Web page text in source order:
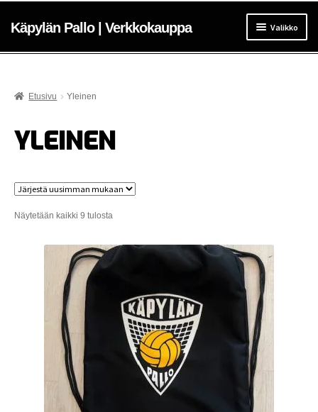
navigointiin
sisältöön
Käpylän Pallo | Verkkokauppa Valikko
KAUPPA
TAKAISIN KÄPYLÄN PALLON ETUSIVULLE
Etusivu Yleinen
YLEINEN
Näytetään kaikki 9 tulostaSorted